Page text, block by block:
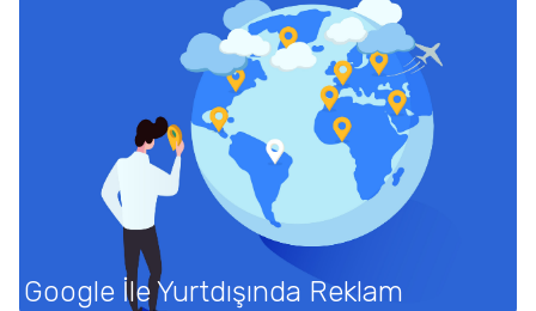
Google İle Yurtdışında Reklam